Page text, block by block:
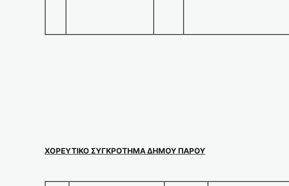
ΧΟΡΕΥΤΙΚΟ ΣΥΓΚΡΟΤΗΜΑ ΔΗΜΟΥ ΠΑΡΟΥ